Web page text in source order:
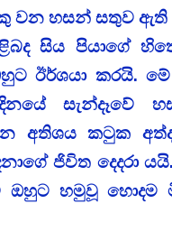
වන හසන් සතුව ඇති
සිය පියාගේ
ඊර්ශයා කරයි.
සැන්දෑවේ
අතිශය කටුක
ජිවිත දෙදරා
හමුවූ හොදම